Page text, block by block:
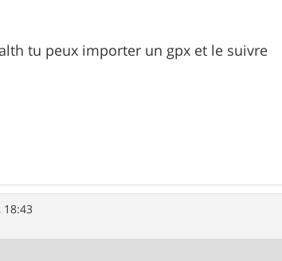
tu peux importer un gpx et le suivre
18:43